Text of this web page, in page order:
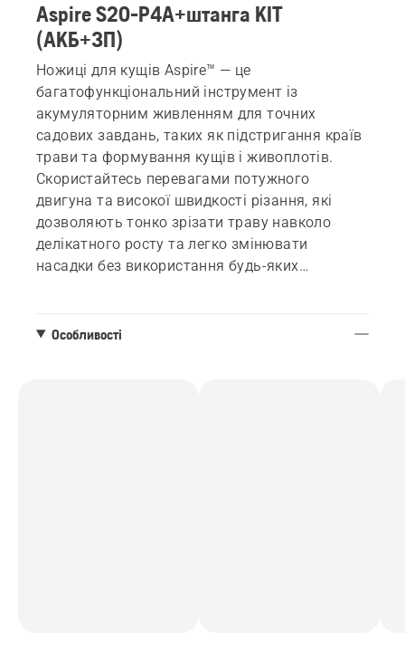
Aspire S20-P4A+штанга KIT
(АКБ+ЗП)
Ножиці для кущів Aspire™ — це
багатофункціональний інструмент із
акумуляторним живленням для точних
садових завдань, таких як підстригання країв
трави та формування кущів і живоплотів.
Скористайтесь перевагами потужного
двигуна та високої швидкості різання, які
дозволяють тонко зрізати траву навколо
делікатного росту та легко змінювати
насадки без використання будь-яких
забезпечує оптимальну гнучкість, оскільки
Особливості